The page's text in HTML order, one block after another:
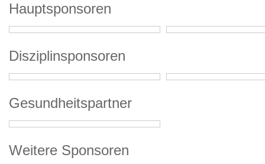
Hauptsponsoren
Disziplinsponsoren
Gesundheitspartner
Weitere Sponsoren